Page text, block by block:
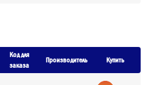
Код для
заказа
Производитель Купить